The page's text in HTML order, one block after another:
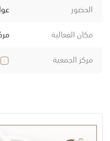
الحضور
مكان الفعالية
مركز الجمعية